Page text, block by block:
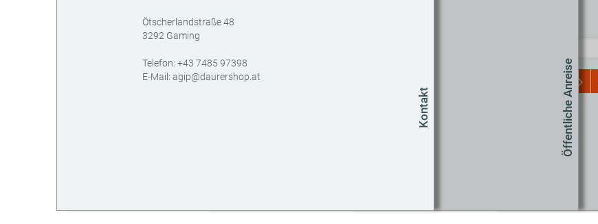
Kontakt
Ötscherlandstraße 48
3292 Gaming
Telefon: +43 7485 97398
E-Mail: agip@daurershop.at Öffentliche Anreise